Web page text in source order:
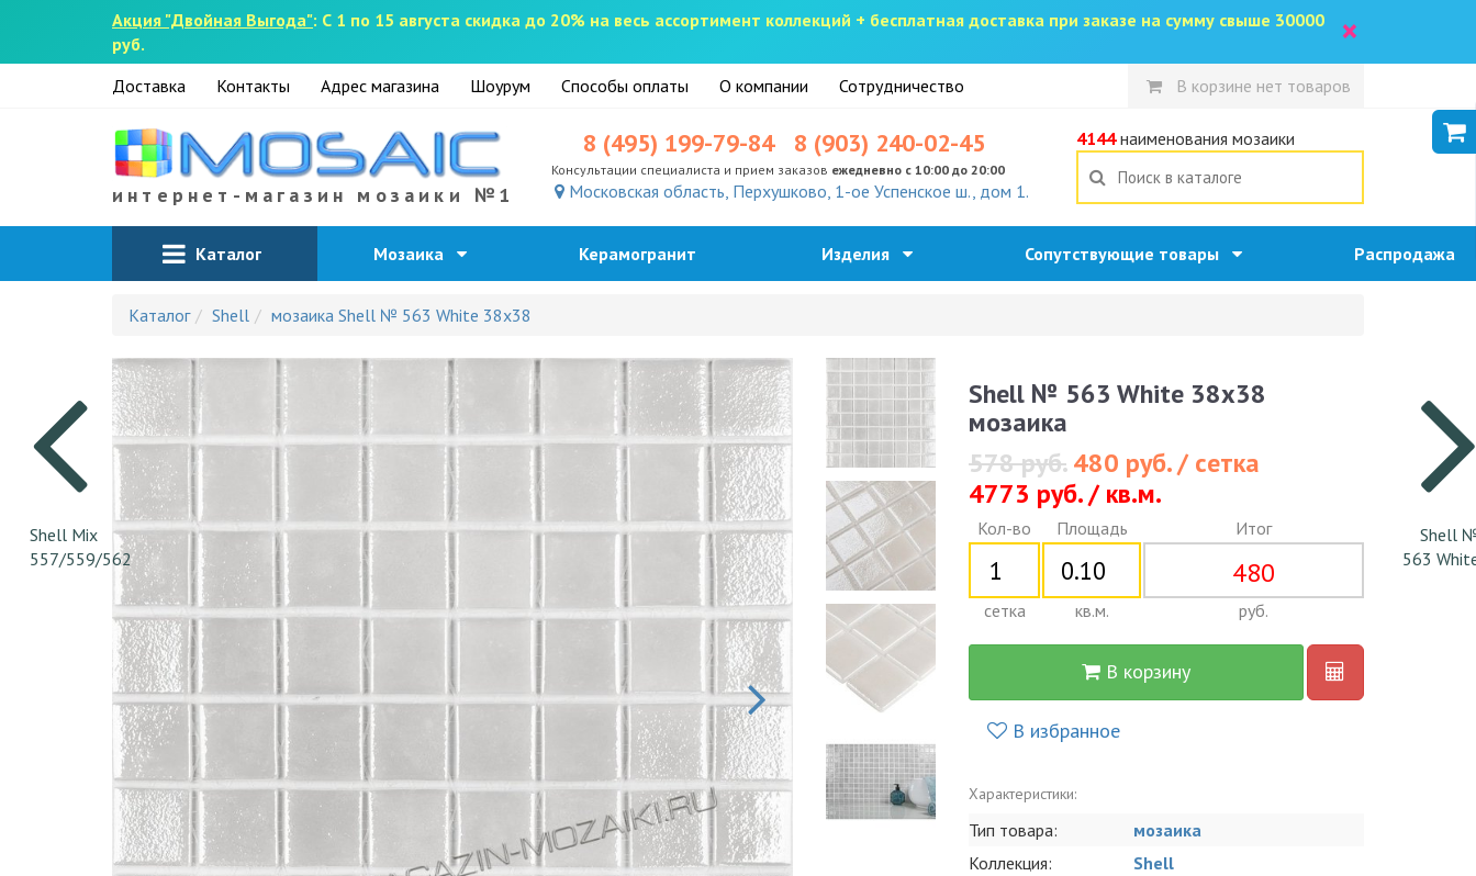
Акция "Двойная Выгода": С 1 по 15 августа скидка до 20% на весь ассортимент коллекций + бесплатная доставка при заказе на сумму свыше 30000
руб.
×
Доставка Контакты Адрес магазина Шоурум Способы оплаты О компании Сотрудничество В корзине нет товаров
интернет-магазин мозаики №1
8 (495) 199-79-84 8 (903) 240-02-45
Консультации специалиста и прием заказов ежедневно с 10:00 до 20:00
Московская область, Перхушково, 1-ое Успенское ш., дом 1.
4144наименования мозаики
Каталог Мозаика Керамогранит Изделия Сопутствующие товары Распродажа
Каталог Shell мозаика Shell № 563 White 38x38
Shell
563
Shell Mix
557/559/562
Shell № 563 White 38x38
мозаика
578 руб.480 руб. / сетка
4773 руб. / кв.м.
Кол-во
сетка
Площадь
кв.м.
Итог
480
руб.
В корзину
В избранное
Характеристики:
Тип товара:
мозаика
Коллекция:
Shell